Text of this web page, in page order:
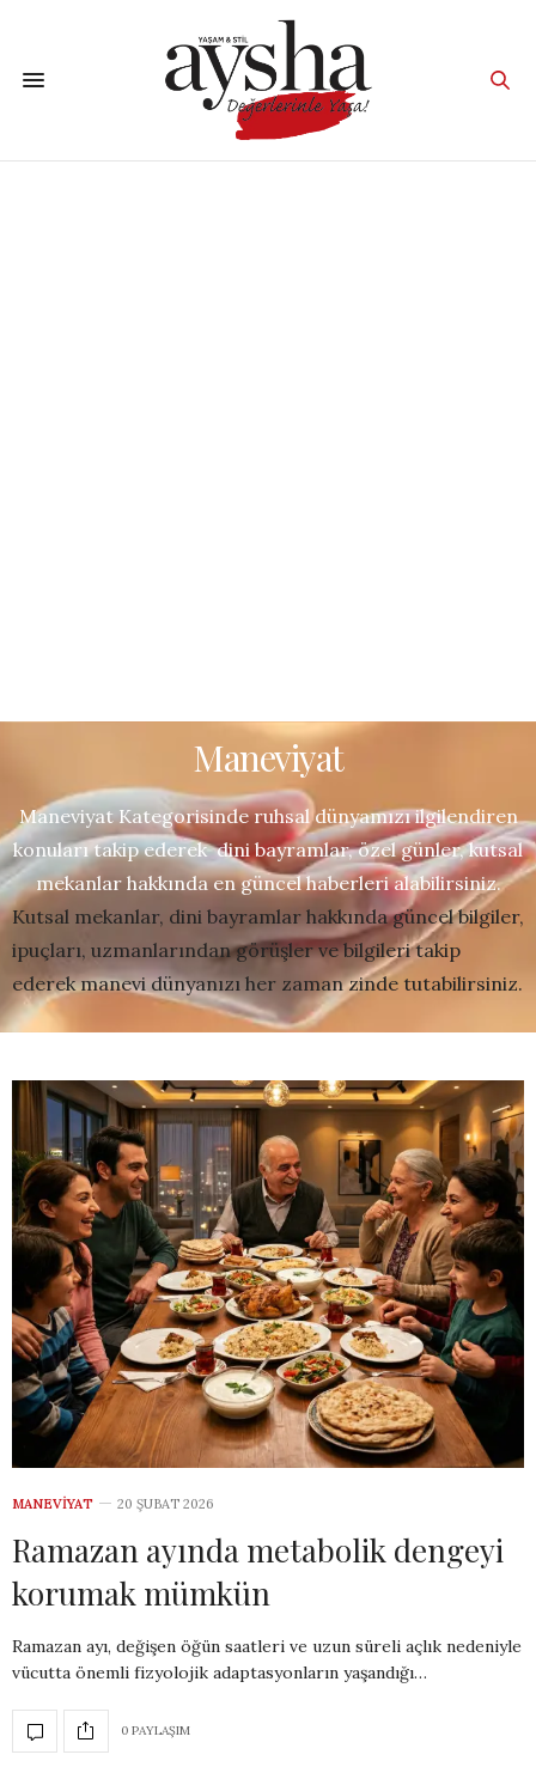
Maneviyat
Maneviyat Kategorisinde ruhsal dünyamızı ilgilendiren
konuları takip ederek dini bayramlar, özel günler, kutsal
mekanlar hakkında en güncel haberleri alabilirsiniz.
Kutsal mekanlar, dini bayramlar hakkında güncel bilgiler,
ipuçları, uzmanlarından görüşler ve bilgileri takip
ederek manevi dünyanızı her zaman zinde tutabilirsiniz.
MANEVIYAT 20 ŞUBAT 2026
Ramazan ayında metabolik dengeyi
korumak mümkün
Ramazan ayı, değişen öğün saatleri ve uzun süreli açlık nedeniyle
vücutta önemli fizyolojik adaptasyonların yaşandığı…
0 PAYLAŞIM